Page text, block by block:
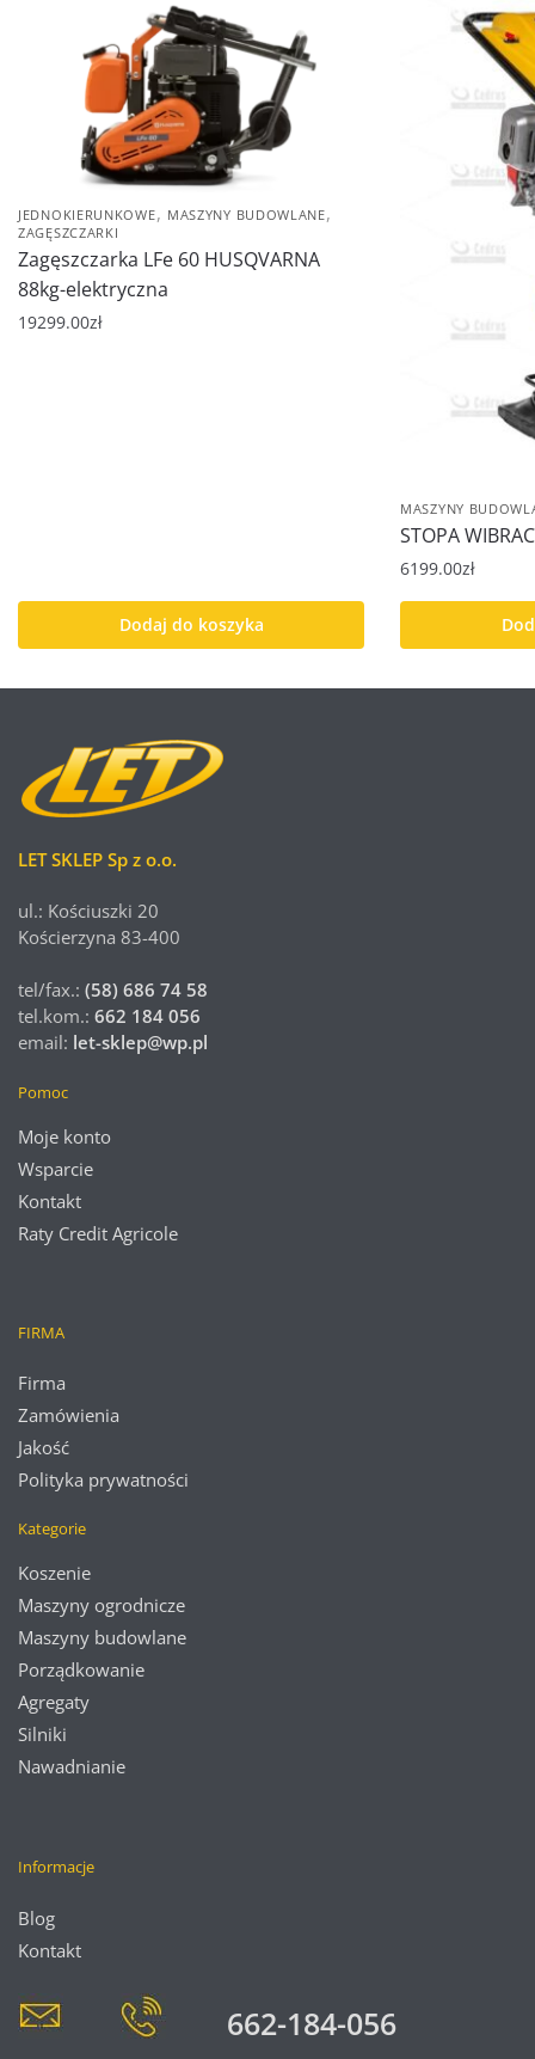
JEDNOKIERUNKOWE, MASZYNY BUDOWLANE,
ZAGĘSZCZARKI
Zagęszczarka LFe 60 HUSQVARNA
88kg-elektryczna
19299.00zł
Dodaj do koszyka
MASZYNY
STOPA
6199.00zł
LET SKLEP Sp z o.o.
ul.: Kościuszki 20
Kościerzyna 83-400
tel/fax.: (58) 686 74 58
tel.kom.: 662 184 056
email: let-sklep@wp.pl
Pomoc
Moje konto
Wsparcie
Kontakt
Raty Credit Agricole
FIRMA
Firma
Zamówienia
Jakość
Polityka prywatności
Kategorie
Koszenie
Maszyny ogrodnicze
Maszyny budowlane
Porządkowanie
Agregaty
Silniki
Nawadnianie
Informacje
Blog
Kontakt
662-184-056